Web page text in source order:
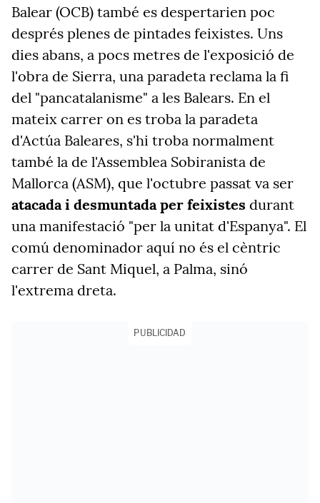
Balear (OCB) també es despertarien poc
després plenes de pintades feixistes. Uns
dies abans, a pocs metres de l'exposició de
l'obra de Sierra, una paradeta reclama la fi
del "pancatalanisme" a les Balears. En el
mateix carrer on es troba la paradeta
d'Actúa Baleares, s'hi troba normalment
també la de l'Assemblea Sobiranista de
Mallorca (ASM), que l'octubre passat va ser
atacada i desmuntada per feixistes durant
una manifestació "per la unitat d'Espanya". El
comú denominador aquí no és el cèntric
carrer de Sant Miquel, a Palma, sinó
l'extrema dreta.
PUBLICIDAD